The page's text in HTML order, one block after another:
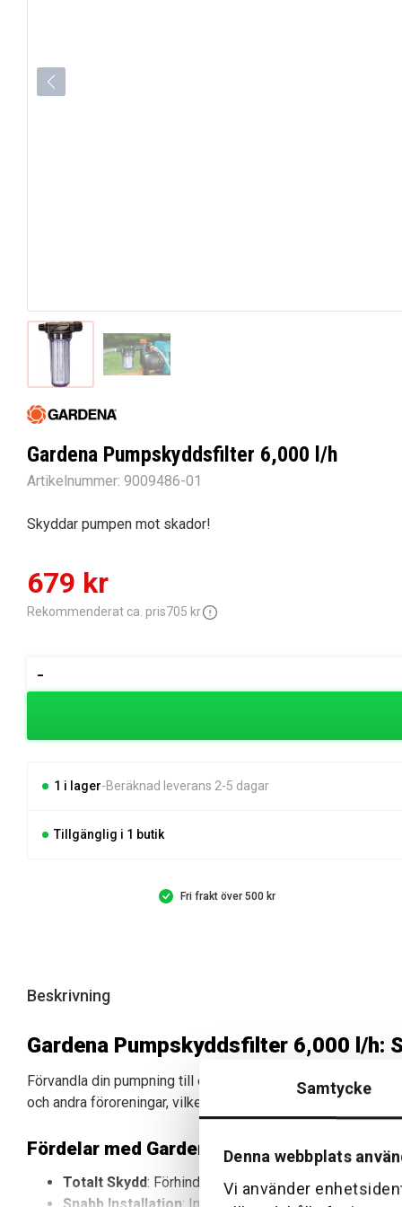
Samtycke
Denna webbplats
Vi använder
Gardena Pumpskyddsfilter 6,000 l/h
Artikelnummer: 9009486-01
Skyddar pumpen mot skador!
Det
ursprungliga
var:
705 kr.
679 kr
Det
nuvarande
är:
679 kr.
Rekommenderat ca. pris705 kr
-
Pumpskyddsfilter
1 i lager Beräknad leverans 2-5 dagar
Tillgänglig i 1 butik
Fri frakt över 500 kr
Beskrivning
Gardena Pumpskyddsfilter 6,000 l/h:
Förvandla din pumpning till en problemfri upplevelse. Med
och andra föroreningar, vilket ger din utrustning en längre
Fördelar med Gardena Pumpskyddsfilter
Totalt Skydd: Förhindrar att skadliga partiklar, som